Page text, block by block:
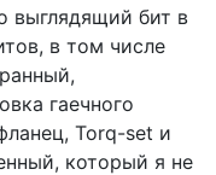
выглядящий бит в
в том числе
гаечного
Torq-set и
который я не